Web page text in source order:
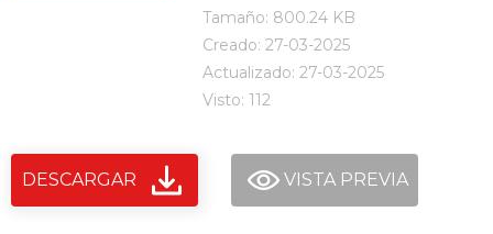
Tamaño: 800.24 KB
Creado: 27-03-2025
Actualizado: 27-03-2025
Visto: 112
DESCARGAR VISTA PREVIA